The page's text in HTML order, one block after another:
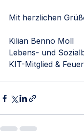
Mit herzlichen
Kilian Benno Moll
Lebens- und
KIT-Mitglied &